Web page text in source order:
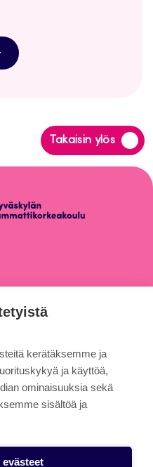
Takaisin ylös
Siirry
takaisin
kerätäksemme ja
ja käyttöä,
ominaisuuksia sekä
sisältöä ja